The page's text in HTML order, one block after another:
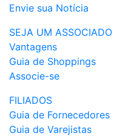
Envie sua Notícia
SEJA UM ASSOCIADO
Vantagens
Guia de Shoppings
Associe-se
FILIADOS
Guia de Fornecedores
Guia de Varejistas